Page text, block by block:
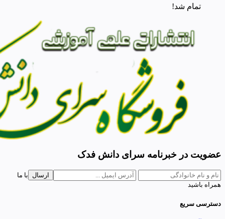
تمام شد!
عضویت در خبرنامه سرای دانش فدک
ارسال
با ما
همراه باشید
دسترسی سریع